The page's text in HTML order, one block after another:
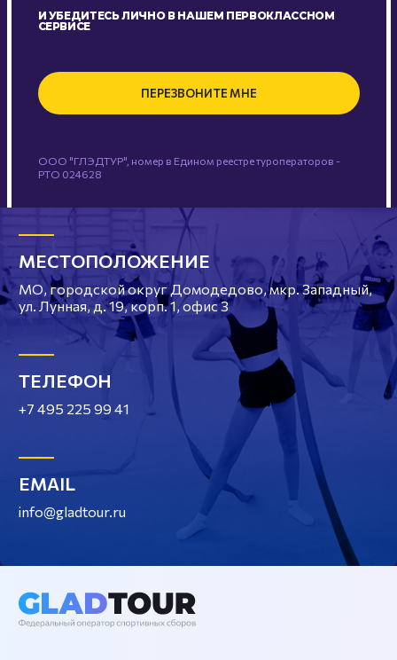
И УБЕДИТЕСЬ ЛИЧНО В НАШЕМ ПЕРВОКЛАССНОМ
СЕРВИСЕ
ПЕРЕЗВОНИТЕ МНЕ
ООО "ГЛЭДТУР", номер в Едином реестре туроператоров -
РТО 024628
МЕСТОПОЛОЖЕНИЕ
МО, городской округ Домодедово, мкр. Западный,
ул. Лунная, д. 19, корп. 1, офис 3
ТЕЛЕФОН
+7 495 225 99 41
EMAIL
info@gladtour.ru